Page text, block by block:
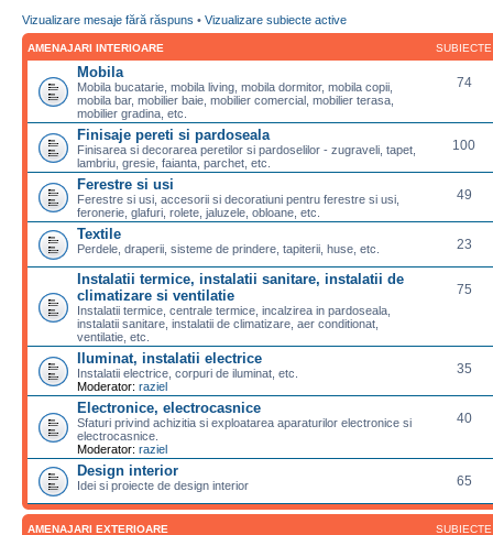
Vizualizare mesaje fără răspuns • Vizualizare subiecte active
AMENAJARI INTERIOARE SUBIECTE
Mobila
Mobila bucatarie, mobila living, mobila dormitor, mobila copii,
mobila bar, mobilier baie, mobilier comercial, mobilier terasa,
mobilier gradina, etc.
74
Finisaje pereti si pardoseala
Finisarea si decorarea peretilor si pardoselilor - zugraveli, tapet,
lambriu, gresie, faianta, parchet, etc.
100
Ferestre si usi
Ferestre si usi, accesorii si decoratiuni pentru ferestre si usi,
feronerie, glafuri, rolete, jaluzele, obloane, etc.
49
Textile
Perdele, draperii, sisteme de prindere, tapiterii, huse, etc. 23
Instalatii termice, instalatii sanitare, instalatii de
climatizare si ventilatie
Instalatii termice, centrale termice, incalzirea in pardoseala,
instalatii sanitare, instalatii de climatizare, aer conditionat,
ventilatie, etc.
75
Iluminat, instalatii electrice
Instalatii electrice, corpuri de iluminat, etc.
Moderator: raziel
35
Electronice, electrocasnice
Sfaturi privind achizitia si exploatarea aparaturilor electronice si
electrocasnice.
Moderator: raziel
40
Design interior
Idei si proiecte de design interior 65
AMENAJARI EXTERIOARE SUBIECTE